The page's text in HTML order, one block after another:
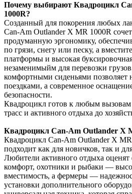
Почему выбирают Квадроцикл
1000R?
Созданный для покорения любых
Can-Am Outlander X MR 1000R
продуманную эргономику,
по грязи, снегу или песку, а
платформы и высокая
незаменимыйм для перевозки
комфортными сиденьями позволяет
поездками, а современное
безопасности.
Квадроцикл готов к любым
трасс и активного отдыха до
Квадроцикл Can-Am Outlander X
Квадроцикл Can-Am Outlander X
подходит как для новичков, так и
Любители активного отдыха оценят
комфорт, охотники и рыбаки —
вместимость, а фермеры —
установки дополнительного